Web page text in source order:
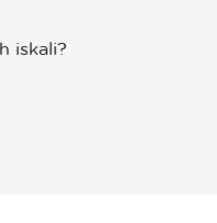
iskali?